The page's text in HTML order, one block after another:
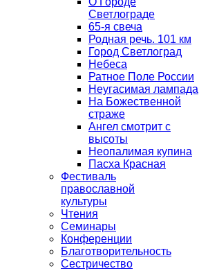
Светлограде
65-я свеча
Родная речь. 101 км
Город Светлоград
Небеса
Ратное Поле России
Неугасимая лампада
На Божественной
страже
Ангел смотрит с
высоты
Неопалимая купина
Пасха Красная
Фестиваль
православной
культуры
Чтения
Семинары
Конференции
Благотворительность
Сестричество